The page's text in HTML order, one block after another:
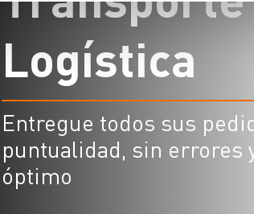
Logística
Entregue todos sus
puntualidad, sin errores y
óptimo